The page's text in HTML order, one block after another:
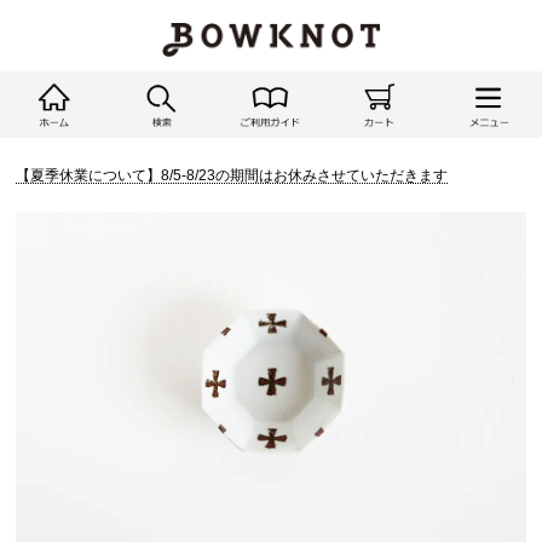
【夏季休業について】8/5-8/23の期間はお休みさせていただきます